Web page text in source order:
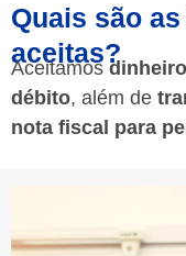
Quais são
aceitas?
Aceitamos
débito, além de
nota fiscal para